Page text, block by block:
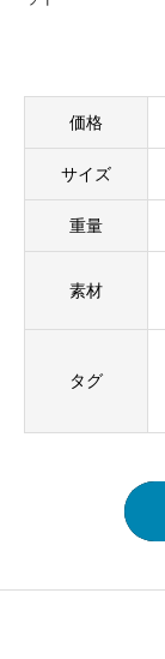
価格
サイズ
重量
素材
タグ